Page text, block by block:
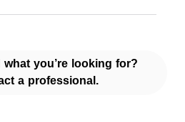
you’re looking for?
a professional.